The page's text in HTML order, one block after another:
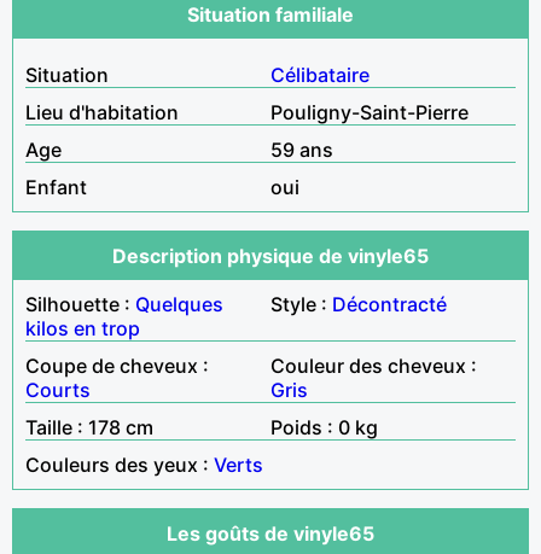
Situation familiale
Situation
Célibataire
Lieu d'habitation
Pouligny-Saint-Pierre
Age
59 ans
Enfant
oui
Description physique de vinyle65
Silhouette : Quelques
kilos en trop
Style : Décontracté
Coupe de cheveux :
Courts
Couleur des cheveux :
Gris
Taille : 178 cm
Poids : 0 kg
Couleurs des yeux : Verts
Les goûts de vinyle65